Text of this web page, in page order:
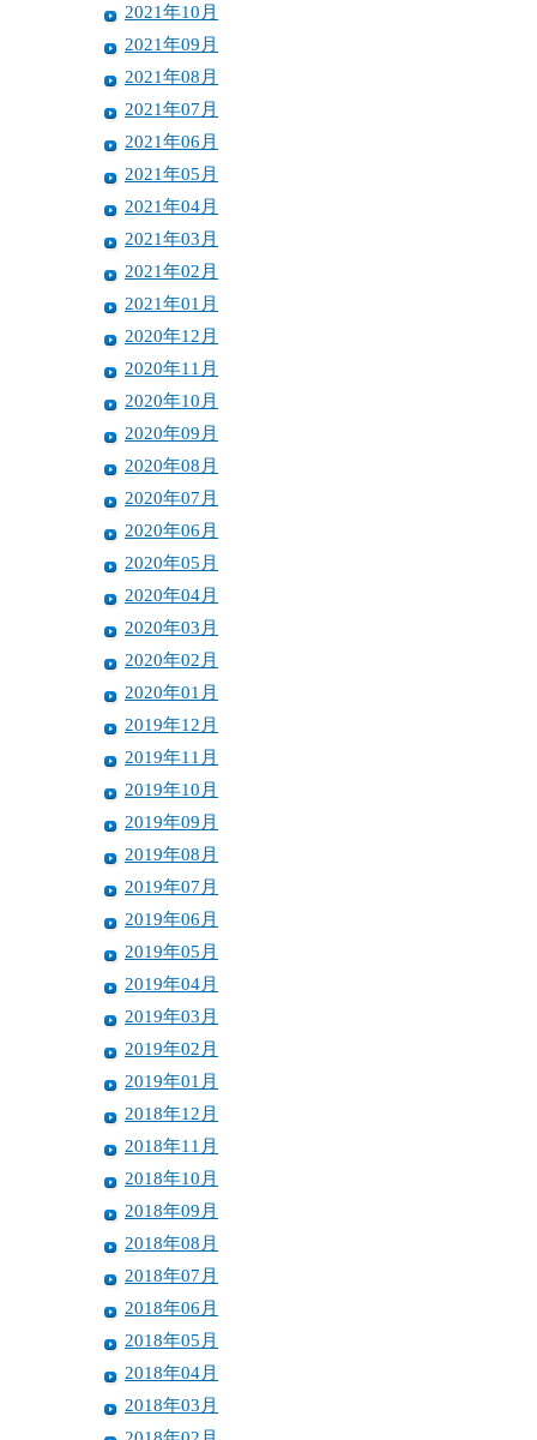
2021年10月
2021年09月
2021年08月
2021年07月
2021年06月
2021年05月
2021年04月
2021年03月
2021年02月
2021年01月
2020年12月
2020年11月
2020年10月
2020年09月
2020年08月
2020年07月
2020年06月
2020年05月
2020年04月
2020年03月
2020年02月
2020年01月
2019年12月
2019年11月
2019年10月
2019年09月
2019年08月
2019年07月
2019年06月
2019年05月
2019年04月
2019年03月
2019年02月
2019年01月
2018年12月
2018年11月
2018年10月
2018年09月
2018年08月
2018年07月
2018年06月
2018年05月
2018年04月
2018年03月